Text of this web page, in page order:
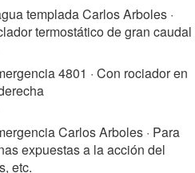
templada Carlos Arboles ·
termostático de gran caudal
4801 · Con rociador en
Carlos Arboles · Para
expuestas a la acción del
etc.